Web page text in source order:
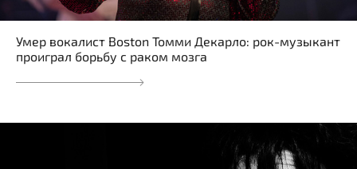
Умер вокалист Boston Томми Декарло: рок-музыкант
проиграл борьбу с раком мозга